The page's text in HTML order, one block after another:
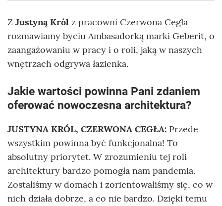
Z Justyną Król z pracowni Czerwona Cegła
rozmawiamy byciu Ambasadorką marki Geberit, o
zaangażowaniu w pracy i o roli, jaką w naszych
wnętrzach odgrywa łazienka.
Jakie wartości powinna Pani zdaniem
oferować nowoczesna architektura?
JUSTYNA KRÓL, CZERWONA CEGŁA: Przede
wszystkim powinna być funkcjonalna! To
absolutny priorytet. W zrozumieniu tej roli
architektury bardzo pomogła nam pandemia.
Zostaliśmy w domach i zorientowaliśmy się, co w
nich działa dobrze, a co nie bardzo. Dzięki temu